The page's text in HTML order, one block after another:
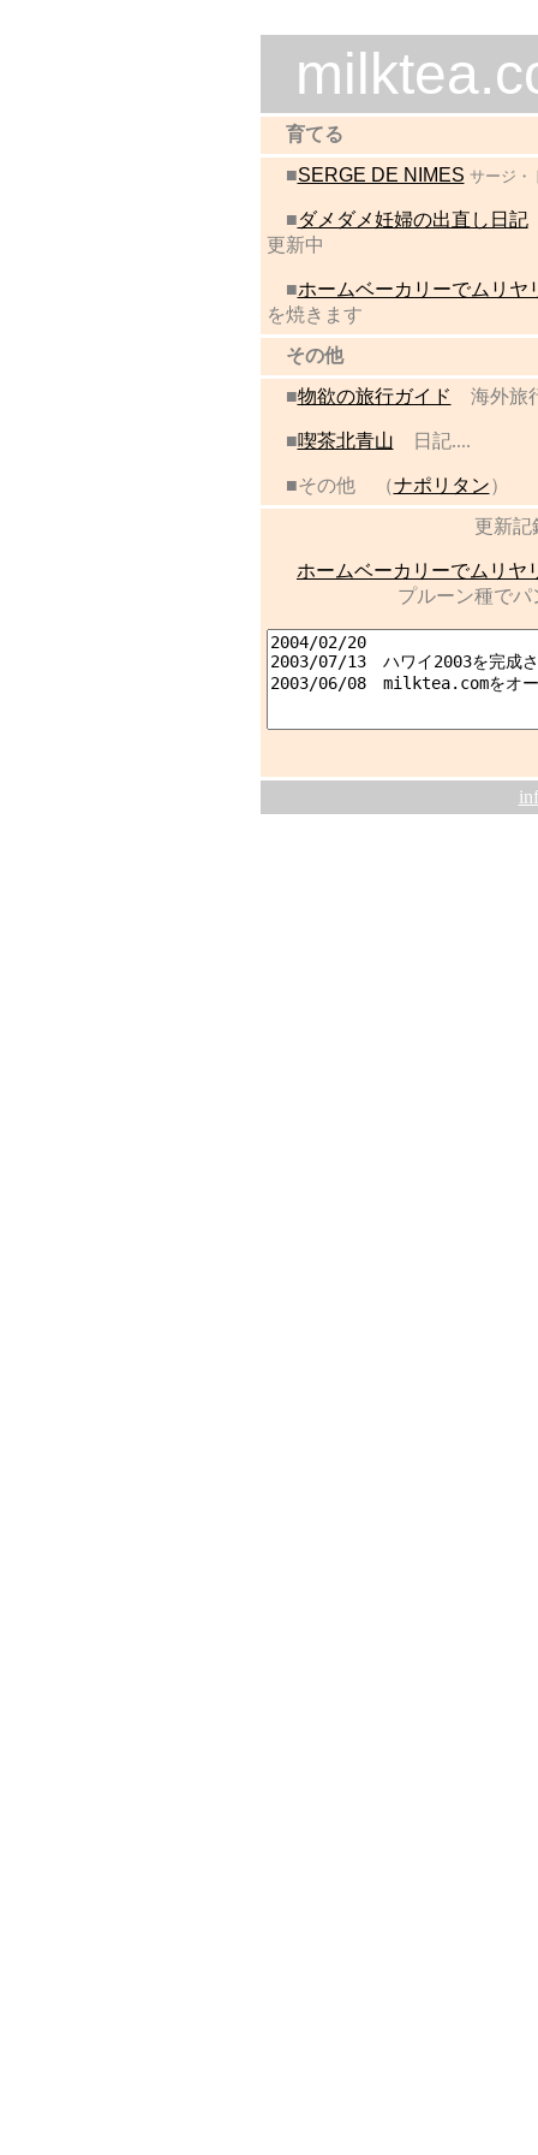
育てる
■SERGE DE NIMES サージ・
■ダメダメ妊婦の出直し日記
更新中
■ホームベーカリーでムリヤ
を焼きます
その他
■物欲の旅行ガイド 海外旅
■喫茶北青山 日記....
■その他 （ナポリタン）
更新記
ホームベーカリーでムリヤ
プルーン種でパ